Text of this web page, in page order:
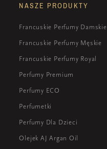
NASZE PRODUKTY
Francuskie Perfumy Damskie
Francuskie Perfumy Męskie
Francuskie Perfumy Royal
Perfumy Premium
Perfumy ECO
Perfumetki
Perfumy Dla Dzieci
Olejek AJ Argan Oil